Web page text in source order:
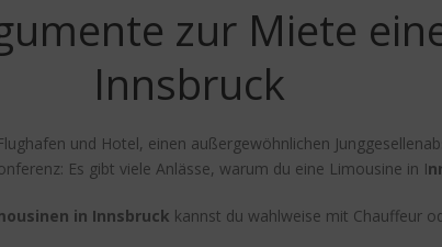
zur Miete
Innsbruck
und Hotel, einen außergewöhnlichen
Es gibt viele Anlässe, warum du eine Limousine in I
in Innsbruck kannst du wahlweise mit Chauffeur